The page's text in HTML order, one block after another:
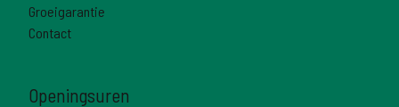
Groeigarantie
Contact
Openingsuren